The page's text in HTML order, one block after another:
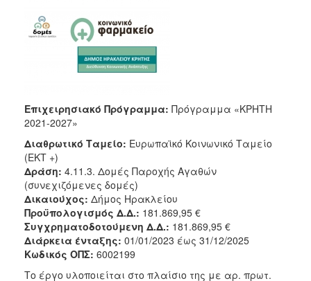
&
Φυσικές
Καταστροφές
Κέντρα
(Κ.Α.Π.Η.)
Δημιουργικής
Απασχόλησης
Παιδιών
(Κ.Δ.Α.Π.)
Κέντρα
Ημερήσιας
Φροντίδας
Ηλικιωμένων
Επιχειρησιακό Πρόγραμμα: Πρόγραμμα «ΚΡΗΤΗ
2021-2027»
Διαθρωτικό Ταμείο: Ευρωπαϊκό Κοινωνικό Ταμείο
(ΕΚΤ +)
Δράση: 4.11.3. Δομές Παροχής Αγαθών
(συνεχιζόμενες δομές)
Δικαιούχος: Δήμος Ηρακλείου
Προϋπολογισμός Δ.Δ.: 181.869,95 €
Συγχρηματοδοτούμενη Δ.Δ.: 181.869,95 €
Διάρκεια ένταξης: 01/01/2023 έως 31/12/2025
Κωδικός ΟΠΣ: 6002199
Το έργο υλοποιείται στο πλαίσιο της με αρ. πρωτ.